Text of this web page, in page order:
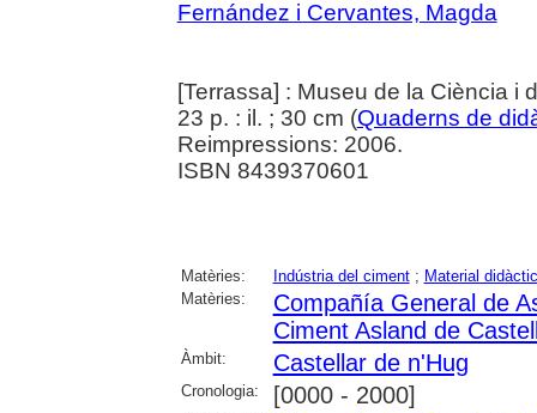
Fernández i Cervantes, Magda
[Terrassa] : Museu de la Ciència i
23 p. : il. ; 30 cm (Quaderns de
Reimpressions: 2006.
ISBN 8439370601
Matèries: Indústria del ciment; Material didàctic
Matèries:
Compañía General de
Ciment Asland de
Àmbit: Castellar de n'Hug
Cronologia: [0000 - 2000]